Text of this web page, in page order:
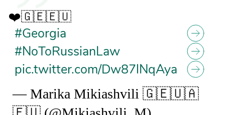
❤️🇬🇪🇪🇺
#Georgia
#NoToRussianLaw
pic.twitter.com/Dw87lNqAya
— Marika Mikiashvili 🇬🇪🇺🇦